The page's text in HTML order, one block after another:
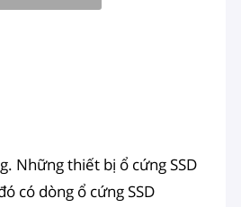
Những thiết bị ổ cứng SSD
có dòng ổ cứng SSD